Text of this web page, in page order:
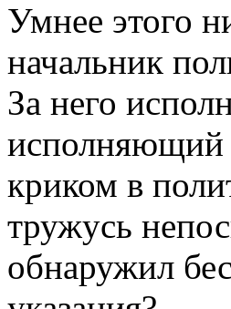
Умнее этого
начальник
За него
исполняющий
криком в
тружусь
обнаружил